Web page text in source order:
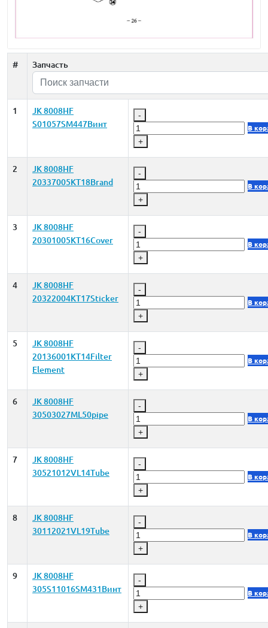
# Запчасть
1
JK 8008HF
S01057SM447Винт
-
+
В
2
JK 8008HF
20337005KT18Brand
-
+
В
3
JK 8008HF
20301005KT16Cover
-
+
В
4
JK 8008HF
20322004KT17Sticker
-
+
В
5
JK 8008HF
20136001KT14Filter
Element
-
+
В
6
JK 8008HF
30503027ML50pipe
-
+
В
7
JK 8008HF
30521012VL14Tube
-
+
В
8
JK 8008HF
30112021VL19Tube
-
+
В
9
JK 8008HF
305S11016SM431Винт
-
+
В